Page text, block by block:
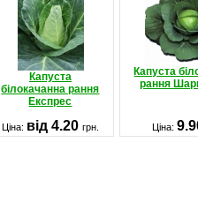
Капуста
білокачанна рання
Експрес
Капуста
рання
Ціна: від 4.20 грн. Ціна: